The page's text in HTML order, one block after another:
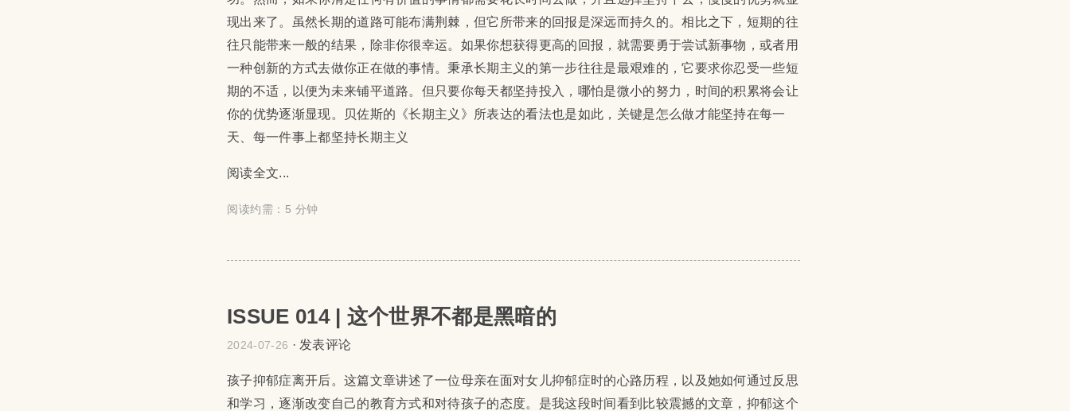
现出来了。虽然长期的道路可能布满荆棘，但它所带来的回报是深远而持久的。相比之下，短期的往
往只能带来一般的结果，除非你很幸运。如果你想获得更高的回报，就需要勇于尝试新事物，或者用
一种创新的方式去做你正在做的事情。秉承长期主义的第一步往往是最艰难的，它要求你忍受一些短
期的不适，以便为未来铺平道路。但只要你每天都坚持投入，哪怕是微小的努力，时间的积累将会让
你的优势逐渐显现。贝佐斯的《长期主义》所表达的看法也是如此，关键是怎么做才能坚持在每一
天、每一件事上都坚持长期主义
阅读全文...
阅读约需：5 分钟
ISSUE 014 | 这个世界不都是黑暗的
2024-07-26 · 发表评论
孩子抑郁症离开后。这篇文章讲述了一位母亲在面对女儿抑郁症时的心路历程，以及她如何通过反思
和学习，逐渐改变自己的教育方式和对待孩子的态度。是我这段时间看到比较震撼的文章，抑郁这个